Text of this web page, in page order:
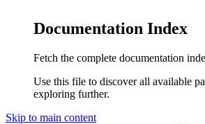
Documentation Index
Fetch the complete documentation
Use this file to discover all available
exploring further.
Skip to main content